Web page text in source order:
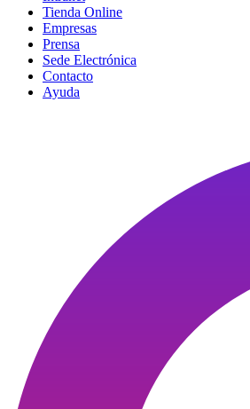
Tienda Online
Empresas
Prensa
Sede Electrónica
Contacto
Ayuda